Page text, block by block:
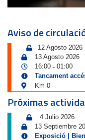
Aviso de
12 Agosto 2026
13 Agosto 2026
16:00 - 01:00
Tancament
Km 0
Próximas
4 Julio 2026
13 Septiembre
Exposició |